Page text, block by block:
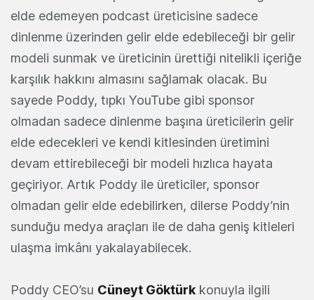
elde edemeyen podcast üreticisine sadece
dinlenme üzerinden gelir elde edebileceği bir gelir
modeli sunmak ve üreticinin ürettiği nitelikli içeriğe
karşılık hakkını almasını sağlamak olacak. Bu
sayede Poddy, tıpkı YouTube gibi sponsor
olmadan sadece dinlenme başına üreticilerin gelir
elde edecekleri ve kendi kitlesinden üretimini
devam ettirebileceği bir modeli hızlıca hayata
geçiriyor. Artık Poddy ile üreticiler, sponsor
olmadan gelir elde edebilirken, dilerse Poddy’nin
sunduğu medya araçları ile de daha geniş kitleleri
ulaşma imkânı yakalayabilecek.
Poddy CEO’su Cüneyt Göktürk konuyla ilgili